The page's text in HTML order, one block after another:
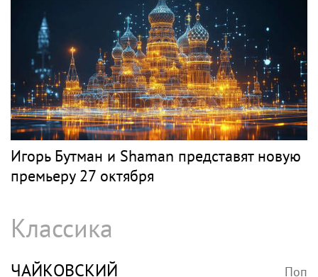
СЛЕПАКОВ
SHOT: комик Слепаков переписал свои
переезда